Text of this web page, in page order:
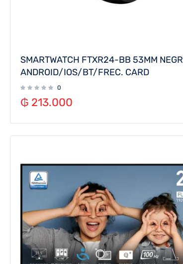
SMARTWATCH FTXR24-BB 53MM
ANDROID/IOS/BT/FREC. CARD
0
₲ 213.000